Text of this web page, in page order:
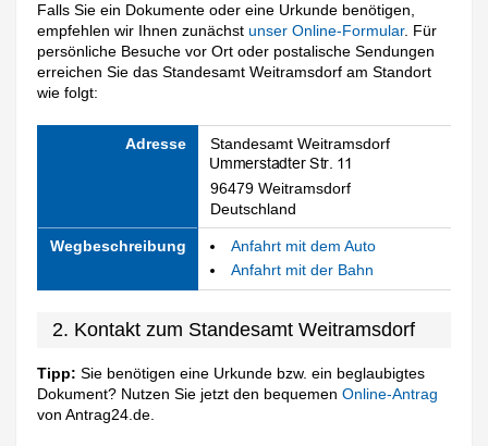
Falls Sie ein Dokumente oder eine Urkunde benötigen,
empfehlen wir Ihnen zunächstunser Online-Formular. Für
persönliche Besuche vor Ort oder postalische Sendungen
erreichen Sie das Standesamt Weitramsdorf am Standort
wie folgt:
Adresse Standesamt Weitramsdorf
96479 Weitramsdorf
Deutschland
Wegbeschreibung
Anfahrt mit dem Auto
Anfahrt mit der Bahn
2. Kontakt zum Standesamt Weitramsdorf
Tipp: Sie benötigen eine Urkunde bzw. ein beglaubigtes
Dokument? Nutzen Sie jetzt den bequemenOnline-Antrag
von Antrag24.de.